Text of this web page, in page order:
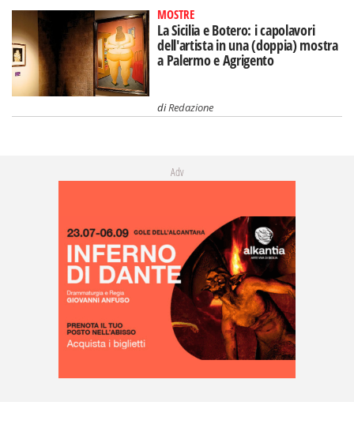
MOSTRE
La Sicilia e Botero: i capolavori
dell'artista in una (doppia) mostra
a Palermo e Agrigento
diRedazione
Adv